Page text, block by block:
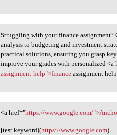
Struggling with your finance
Struggling with your finance
analysis to budgeting and investment
practical solutions, ensuring you grasp
improve your grades with personalized <a
assignment-help">finance assignment
<a href="https://www.google
<a href="https://www.google.com/
[test keyword](https://www.google.com)